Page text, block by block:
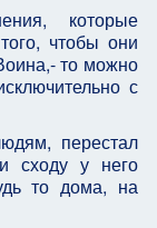
которые
чтобы они
то можно
с
перестал
сходу у него
то дома, на